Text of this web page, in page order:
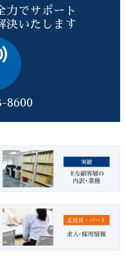
力でサポート
決いたします
8600